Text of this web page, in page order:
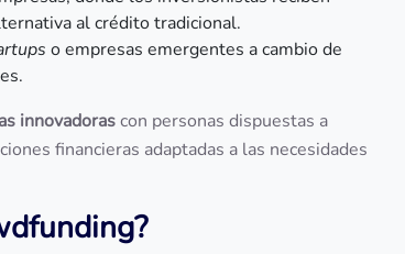
al crédito tradicional.
o empresas emergentes a cambio de
innovadorascon personas dispuestas a
financieras adaptadas a las necesidades